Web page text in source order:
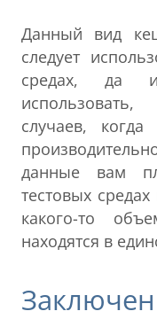
Данный вид
следует
средах, да
случаев,
данные вам
тестовых
какого-то
находятся в